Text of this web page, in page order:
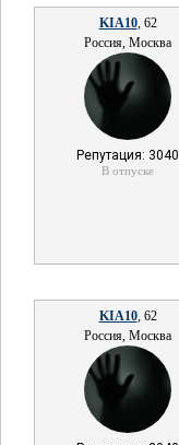
KIA10, 62
Россия, Москва
Репутация: 3040
В отпуске
KIA10, 62
Россия, Москва